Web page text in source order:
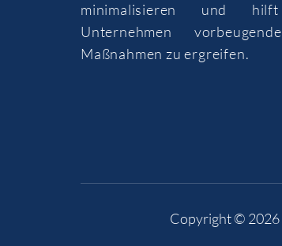
minimalisieren und hilft
Unternehmen vorbeugende
Maßnahmen zu ergreifen.
Copyright © 2026